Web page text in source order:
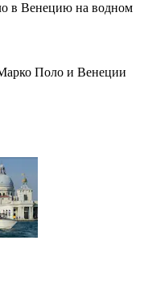
в Венецию на водном
Поло и Венеции